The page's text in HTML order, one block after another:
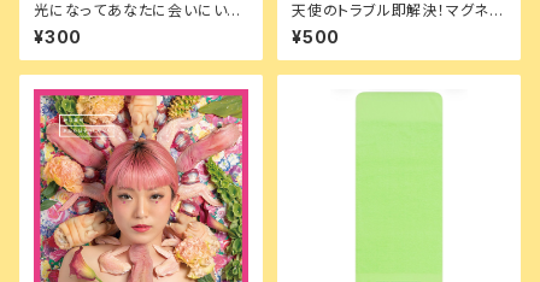
光になってあなたに会いにいく
ステッカー
¥300
天使のトラブル即解決！マグネッ
トステッカー
¥500